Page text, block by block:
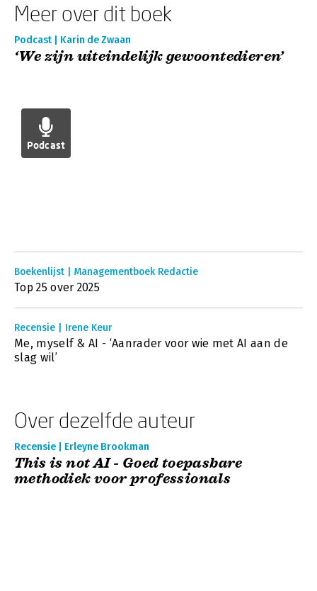
Meer over dit boek
Podcast | Karin de Zwaan
‘We zijn uiteindelijk gewoontedieren’
Podcast
Boekenlijst | Managementboek Redactie
Top 25 over 2025
Recensie | Irene Keur
Me, myself & AI - ‘Aanrader voor wie met AI aan de
slag wil’
Over dezelfde auteur
Recensie | Erleyne Brookman
This is not AI - Goed toepasbare
methodiek voor professionals